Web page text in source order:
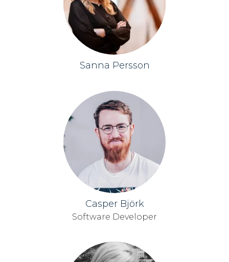
Sanna Persson
Casper Björk
Software Developer